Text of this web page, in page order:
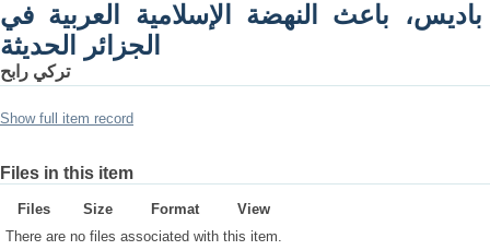
باعث النهضة الإسلامية العربية في
الجزائر الحديثة
تركي رابح
Show full item record
Files in this item
Files Size Format
View
There are no files associated with this item.